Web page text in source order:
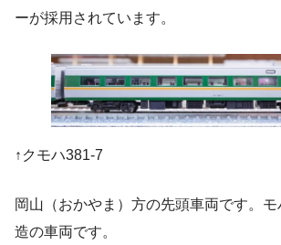
ーが採用されています。
↑クモハ381-7
岡山（おかやま）方の先頭車両です。
造の車両です。